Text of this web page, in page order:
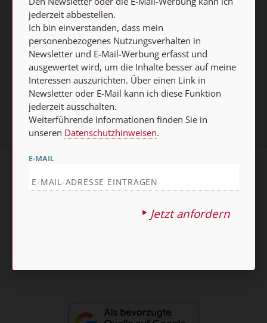
E-MAIL
Jetzt anmelden
jederzeit abbestellen.
Ich bin einverstanden, dass mein
personenbezogenes Nutzungsverhalten in
Newsletter und E-Mail-Werbung erfasst und
ausgewertet wird, um die Inhalte besser auf meine
Interessen auszurichten. Über einen Link in
Newsletter oder E-Mail kann ich diese Funktion
jederzeit ausschalten.
Weiterführende Informationen finden Sie in
unseren Datenschutzhinweisen.
E-MAIL
Jetzt anfordern